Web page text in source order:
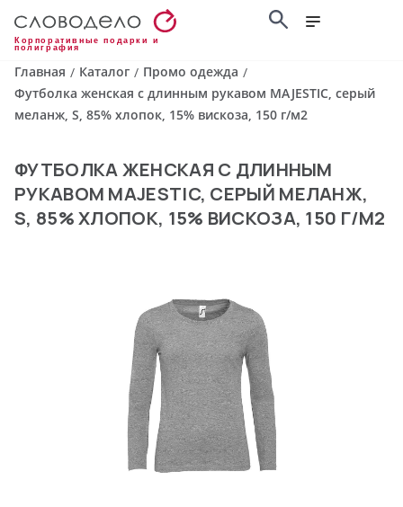
Корпоративные подарки и
полиграфия
Главная / Каталог / Промо одежда /
Футболка женская с длинным рукавом MAJESTIC, серый
меланж, S, 85% хлопок, 15% вискоза, 150 г/м2
ФУТБОЛКА ЖЕНСКАЯ С ДЛИННЫМ
РУКАВОМ MAJESTIC, СЕРЫЙ МЕЛАНЖ,
S, 85% ХЛОПОК, 15% ВИСКОЗА, 150 Г/М2